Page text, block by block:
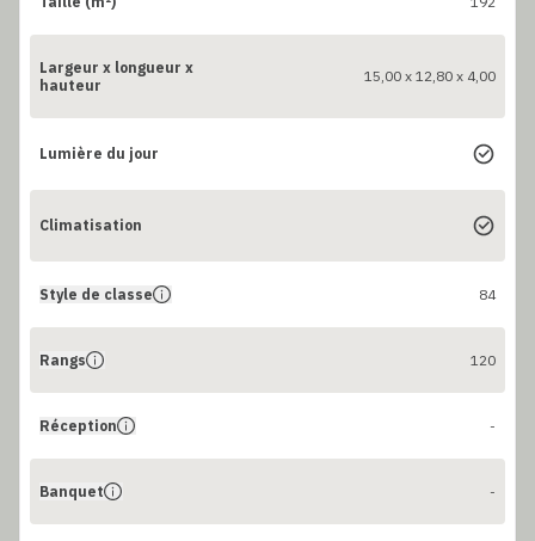
Largeur x longueur x
hauteur
15,00 x 12,80 x 4,00
Lumière du jour
Climatisation
Style de classe 84
Rangs 120
Réception -
Banquet -